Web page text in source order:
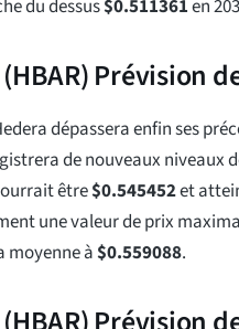
du dessus$0.511361en
Prévision
dépassera enfin ses
de nouveaux niveaux
être$0.545452et
une valeur de prix
moyenne à$0.559088.